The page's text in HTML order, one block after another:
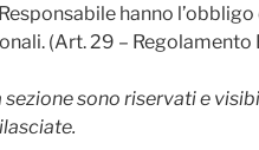
hanno
(Art. 29 –
sono riservati e